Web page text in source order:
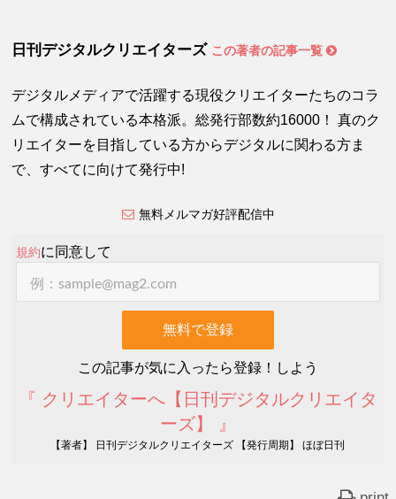
日刊デジタルクリエイターズ この著者の記事一覧
デジタルメディアで活躍する現役クリエイターたちのコラ
ムで構成されている本格派。総発行部数約16000！ 真のク
リエイターを目指している方からデジタルに関わる方ま
で、すべてに向けて発行中!
無料メルマガ好評配信中
規約に同意して
この記事が気に入ったら登録！しよう
『 クリエイターへ【日刊デジタルクリエイタ
ーズ】 』
【著者】 日刊デジタルクリエイターズ 【発行周期】 ほぼ日刊